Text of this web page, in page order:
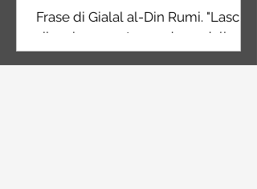
Frase di Gialal al-Din Rumi. "Lasciati
silenziosamente condurre dalla